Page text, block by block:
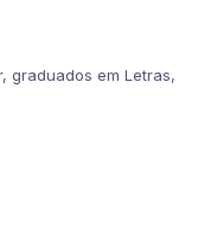
graduados em Letras,